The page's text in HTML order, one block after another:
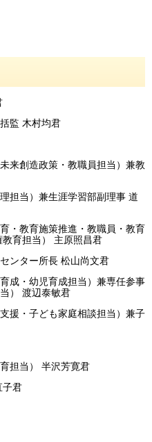
監 木村均君
来創造政策・教職員担当）兼教
担当）兼生涯学習部副理事 道
・教育施策推進・教職員・教育
育担当） 主原照昌君
ンター所長 松山尚文君
成・幼児育成担当）兼専任参事
） 渡辺泰敏君
援・子ども家庭相談担当）兼子
担当） 半沢芳寛君
子君